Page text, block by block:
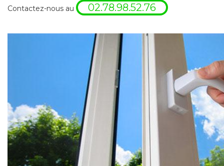
Contactez-nous au
02.78.98.52.76